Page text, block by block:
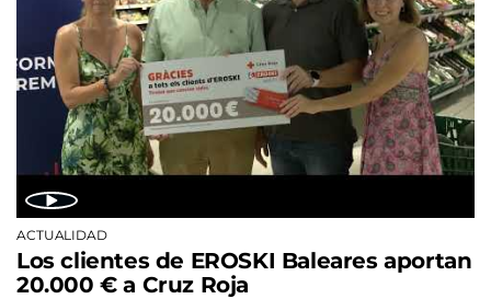
ACTUALIDAD
Los clientes de EROSKI Baleares aportan
20.000 € a Cruz Roja